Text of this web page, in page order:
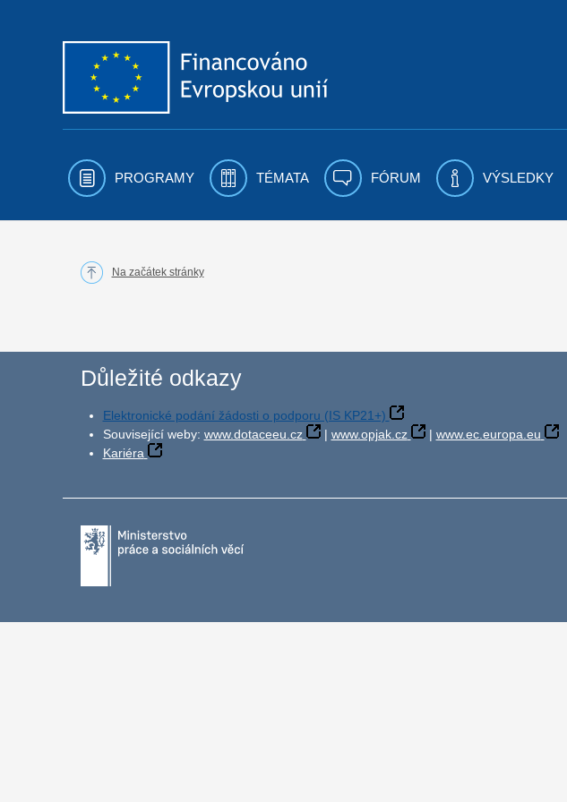
PROGRAMY TÉMATA FÓRUM VÝSLEDKY
Na začátek stránky
Důležité odkazy
Elektronické podání žádosti o podporu (IS KP21+)
Související weby: www.dotaceeu.cz | www.opjak.cz | www.ec.europa.eu
Kariéra